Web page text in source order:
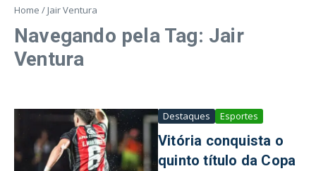
Home / Jair Ventura
Navegando pela Tag: Jair
Ventura
Destaques Esportes
Vitória conquista o
quinto título da Copa